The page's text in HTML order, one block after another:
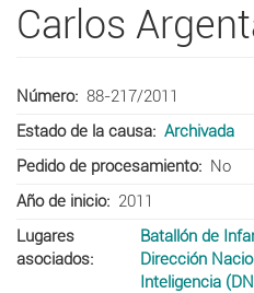
Carlos
Número
88-217/2011
Estado de la causa
Archivada
Pedido de procesamiento
No
Año de inicio
2011
Lugares
asociados
Batallón de
Dirección
Inteligencia